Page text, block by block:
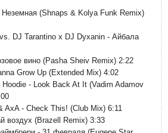
(Shnaps & Kolya Funk Remix)
DJ Tarantino x DJ Dyxanin - Айбала
вино (Pasha Sheiv Remix) 2:22
Grow Up (Extended Mix) 4:02
- Look Back At It (Vadim Adamov
AxA - Check This! (Club Mix) 6:11
воздух (Brazell Remix) 3:33